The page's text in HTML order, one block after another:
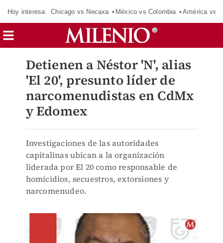
Hoy interesa: Chicago vs Necaxa México vs Colombia América vs
Detienen a Néstor 'N', alias
'El 20', presunto líder de
narcomenudistas en CdMx
y Edomex
Investigaciones de las autoridades
capitalinas ubican a la organización
liderada por El 20 como responsable de
homicidios, secuestros, extorsiones y
narcomenudeo.